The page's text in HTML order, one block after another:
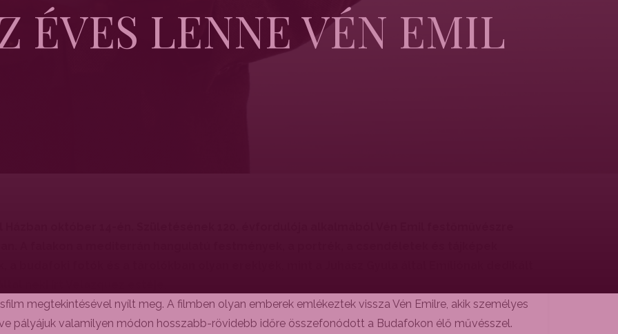
ÉVES LENNE VÉN EMIL
megtekintésével nyílt meg. A filmben olyan emberek emlékeztek vissza Vén Emilre, akik személyes
pályájuk valamilyen módon hosszabb-rövidebb időre összefonódott a Budafokon élő művésszel.